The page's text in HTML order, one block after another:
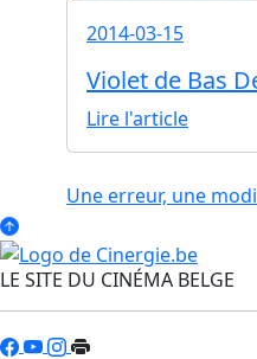
2014-03-15
Violet de Bas
Lire l'article
Une erreur, une
LE SITE DU CINÉMA BELGE